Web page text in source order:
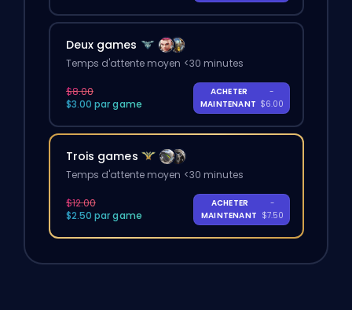
Deux games
Temps d'attente moyen <30 minutes
$8.00
$3.00 par game
ACHETER
MAINTENANT
-
$6.00
Trois games
Temps d'attente moyen <30 minutes
$12.00
$2.50 par game
ACHETER
MAINTENANT
-
$7.50